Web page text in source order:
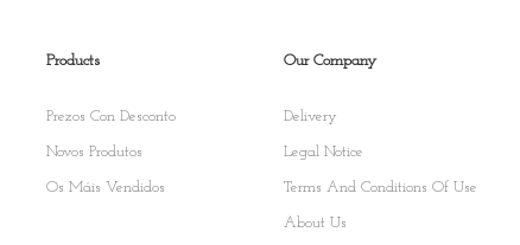
Products
Prezos Con Desconto
Novos Produtos
Os Máis Vendidos
Our Company
Delivery
Legal Notice
Terms And Conditions Of Use
About Us